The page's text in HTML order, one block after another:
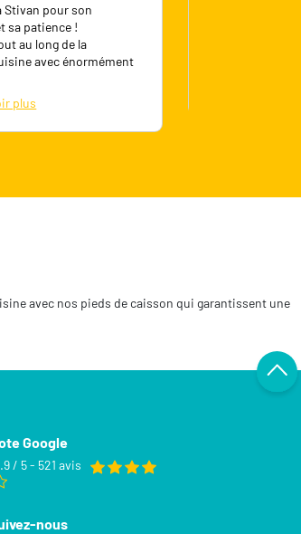
Stivan pour son
sa patience !
au long de la
avec énormément
plus
avec nos pieds de caisson qui garantissent une
Google
/ 5 - 521 avis
nous